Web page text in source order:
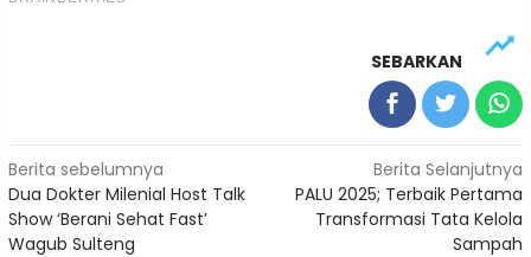
SEBARKAN
Navigasi
pos
Berita sebelumnya
Dua Dokter Milenial Host Talk
Show ‘Berani Sehat Fast’
Wagub Sulteng
Berita Selanjutnya
PALU 2025; Terbaik Pertama
Transformasi Tata Kelola
Sampah